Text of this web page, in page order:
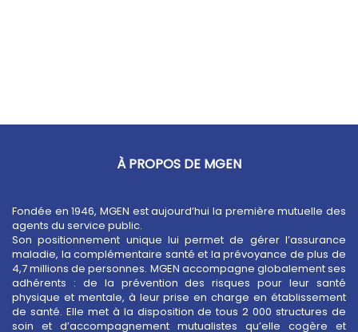
À PROPOS DE MGEN
Fondée en 1946, MGEN est aujourd’hui la première mutuelle des
agents du service public.
Son positionnement unique lui permet de gérer l’assurance
maladie, la complémentaire santé et la prévoyance de plus de
4,7 millions de personnes. MGEN accompagne globalement ses
adhérents : de la prévention des risques pour leur santé
physique et mentale, à leur prise en charge en établissement
de santé. Elle met à la disposition de tous 2 000 structures de
soin et d’accompagnement mutualistes qu’elle cogère et